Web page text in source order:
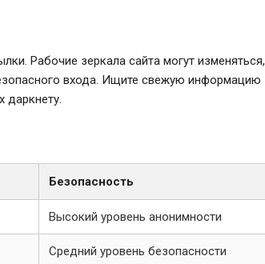
Рабочие зеркала сайта могут изменяться,
входа. Ищите свежую информацию
даркнету.
Безопасность
Высокий уровень анонимности
Средний уровень безопасности